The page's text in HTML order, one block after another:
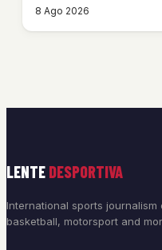
8 Ago 2026
LENTE DESPORTIVA
International sports journalism
basketball, motorsport and